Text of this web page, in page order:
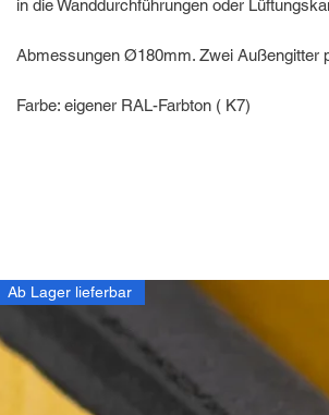
in die Wanddurchführungen oder
Abmessungen Ø180mm. Zwei Außengitter
Farbe: eigener RAL-Farbton ( K7)
Ab Lager lieferbar